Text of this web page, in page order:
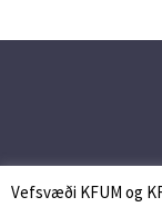
Vefsvæði KFUM og